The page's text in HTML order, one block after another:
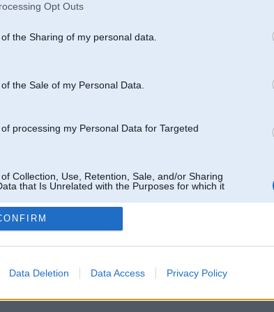
Opt Outs
the Sharing of my personal data.
the Sale of my Personal Data.
processing my Personal Data for Targeted
Collection, Use, Retention, Sale, and/or Sharing
that Is Unrelated with the Purposes for which it
Data Deletion Data Access Privacy Policy
ar